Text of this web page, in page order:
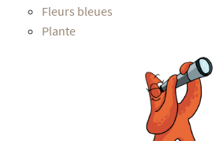
Fleurs bleues
Plante